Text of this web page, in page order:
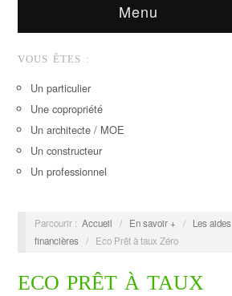
Menu
VOUS ÊTES :
Un particulier
Une copropriété
Un architecte / MOE
Un constructeur
Un professionnel
Parcourir : Accueil / En savoir + /
Les aides
financières / Eco Prêt à taux Zéro
ECO PRÊT À TAUX